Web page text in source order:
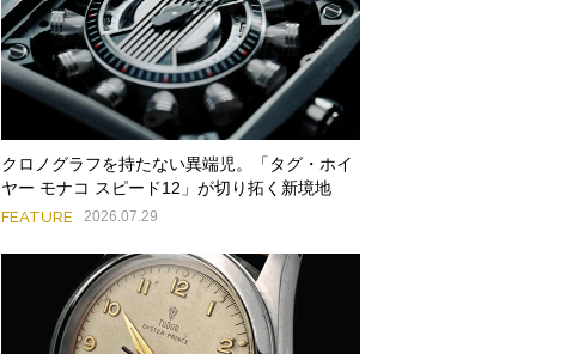
クロノグラフを持たない異端児。「タグ・ホイ
ヤー モナコ スピード12」が切り拓く新境地
FEATURE 2026.07.29